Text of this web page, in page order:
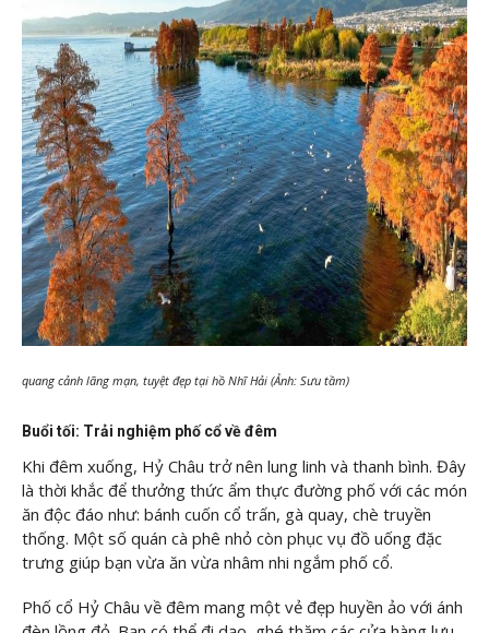
quang cảnh lãng mạn, tuyệt đẹp tại hồ Nhĩ Hải (Ảnh: Sưu tầm)
Buổi tối: Trải nghiệm phố cổ về đêm
Khi đêm xuống, Hỷ Châu trở nên lung linh và thanh bình. Đây
là thời khắc để thưởng thức ẩm thực đường phố với các món
ăn độc đáo như: bánh cuốn cổ trấn, gà quay, chè truyền
thống. Một số quán cà phê nhỏ còn phục vụ đồ uống đặc
trưng giúp bạn vừa ăn vừa nhâm nhi ngắm phố cổ.
Phố cổ Hỷ Châu về đêm mang một vẻ đẹp huyền ảo với ánh